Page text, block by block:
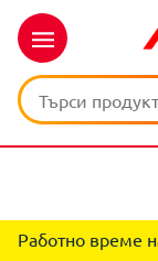
Работно време